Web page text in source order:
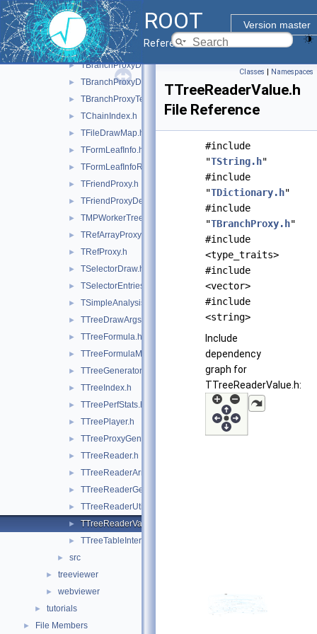
ROOT
Version master
Reference Guide
► ROOT
► TBranchProxy.h
► TBranchProxyClassDescriptor.h
► TBranchProxyDescriptor.h
► TBranchProxyDirector.h
► TBranchProxyTemplate.h
► TChainIndex.h
► TFileDrawMap.h
► TFormLeafInfo.h
► TFormLeafInfoReference.h
► TFriendProxy.h
► TFriendProxyDescriptor.h
► TMPWorkerTree.h
► TRefArrayProxy.h
► TRefProxy.h
► TSelectorDraw.h
► TSelectorEntries.h
► TSimpleAnalysis.h
► TTreeDrawArgsParser.h
► TTreeFormula.h
► TTreeFormulaManager.h
► TTreeGeneratorBase.h
► TTreeIndex.h
► TTreePerfStats.h
► TTreePlayer.h
► TTreeProxyGenerator.h
► TTreeReader.h
► TTreeReaderArray.h
► TTreeReaderGenerator.h
► TTreeReaderUtils.h
► TTreeReaderValue.h
► TTreeTableInterface.h
► src
► treeviewer
► webviewer
► tutorials
► File Members
Classes | Namespaces
TTreeReaderValue.h
File Reference
#include
"TString.h"
#include
"TDictionary.h"
#include
"TBranchProxy.h"
#include
<type_traits>
#include
<vector>
#include
<string>
Include
dependency
graph for
TTreeReaderValue.h: